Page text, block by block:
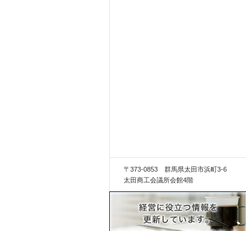
〒373-0853 群馬県太田市浜町3-6
太田商工会議所会館4階